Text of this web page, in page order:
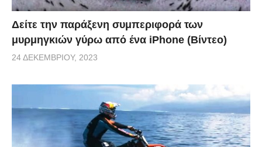
Δείτε την παράξενη συμπεριφορά των
μυρμηγκιών γύρω από ένα iPhone (Βίντεο)
24 ΔΕΚΕΜΒΡΊΟΥ, 2023